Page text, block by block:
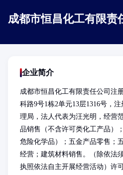
成都市恒昌化工有限责
企业简介
成都市恒昌化工有限责任公司注
科路9号1栋2单元13层1316号，
理局，法人代表为汪光明，经营
品销售（不含许可类化工产品）
危险化学品）；五金产品零售；
经营；建筑材料销售。（除依法
执照依法自主开展经营活动）许